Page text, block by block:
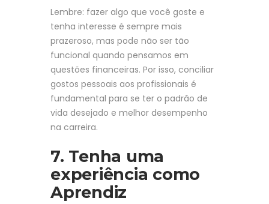
Lembre: fazer algo que você goste e
tenha interesse é sempre mais
prazeroso, mas pode não ser tão
funcional quando pensamos em
questões financeiras. Por isso, conciliar
gostos pessoais aos profissionais é
fundamental para se ter o padrão de
vida desejado e melhor desempenho
na carreira.
7. Tenha uma
experiência como
Aprendiz